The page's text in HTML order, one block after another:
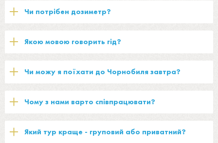
Чи потрібен дозиметр?
Якою мовою говорить гід?
Чи можу я поїхати до Чорнобиля завтра?
Чому з нами варто співпрацювати?
Який тур краще - груповий або приватний?